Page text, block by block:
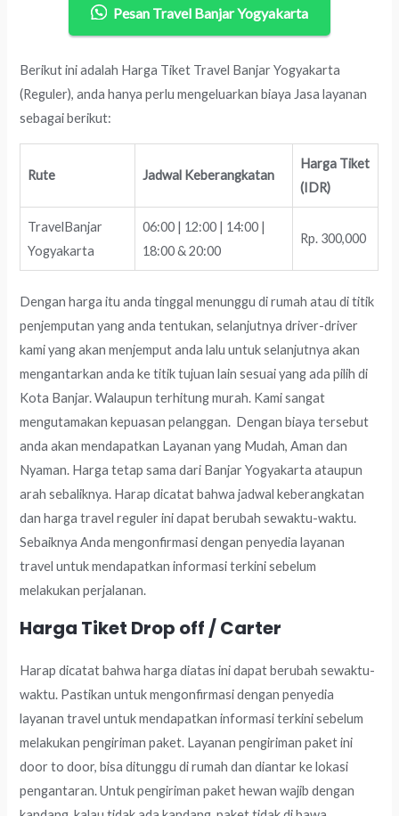
Pesan Travel Banjar Yogyakarta
Berikut ini adalah Harga Tiket Travel Banjar Yogyakarta
(Reguler), anda hanya perlu mengeluarkan biaya Jasa layanan
sebagai berikut:
Rute Jadwal Keberangkatan
Harga Tiket
(IDR)
TravelBanjar
Yogyakarta
06:00 | 12:00 | 14:00 |
18:00 & 20:00
Rp. 300,000
Dengan harga itu anda tinggal menunggu di rumah atau di titik
penjemputan yang anda tentukan, selanjutnya driver-driver
kami yang akan menjemput anda lalu untuk selanjutnya akan
mengantarkan anda ke titik tujuan lain sesuai yang ada pilih di
Kota Banjar. Walaupun terhitung murah. Kami sangat
mengutamakan kepuasan pelanggan. Dengan biaya tersebut
anda akan mendapatkan Layanan yang Mudah, Aman dan
Nyaman. Harga tetap sama dari Banjar Yogyakarta ataupun
arah sebaliknya. Harap dicatat bahwa jadwal keberangkatan
dan harga travel reguler ini dapat berubah sewaktu-waktu.
Sebaiknya Anda mengonfirmasi dengan penyedia layanan
travel untuk mendapatkan informasi terkini sebelum
melakukan perjalanan.
Harga Tiket Drop off / Carter
Harap dicatat bahwa harga diatas ini dapat berubah sewaktu-
waktu. Pastikan untuk mengonfirmasi dengan penyedia
layanan travel untuk mendapatkan informasi terkini sebelum
melakukan pengiriman paket. Layanan pengiriman paket ini
door to door, bisa ditunggu di rumah dan diantar ke lokasi
pengantaran. Untuk pengiriman paket hewan wajib dengan